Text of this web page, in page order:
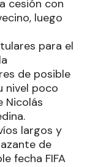
cesión con
luego
para el
de posible
nivel poco
Nicolás
largos y
de
fecha FIFA